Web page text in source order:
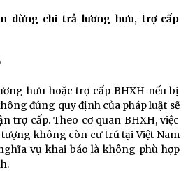
dừng chi trả lương hưu, trợ cấp
hưu hoặc trợ cấp BHXH nếu bị
đúng quy định của pháp luật sẽ
trợ cấp. Theo cơ quan BHXH, việc
tượng không còn cư trú tại Việt Nam
vụ khai báo là không phù hợp